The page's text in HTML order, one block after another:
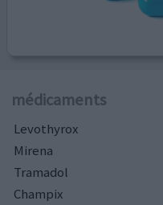
médicaments
Levothyrox
Mirena
Tramadol
Champix